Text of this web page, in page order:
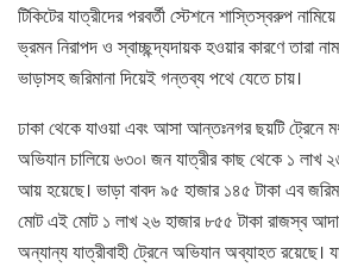
টিকিটের যাত্রীদের পরবর্তী স্টেশনে শাস্তিস্বরুপ
ভ্রমন নিরাপদ ও স্বাচ্ছন্দ্যদায়ক হওয়ার কারণে তারা
ভাড়াসহ জরিমানা দিয়েই গন্তব্য পথে যেতে চায়।
ঢাকা থেকে যাওয়া এবং আসা আন্তঃনগর ছয়টি ট্রেনে
অভিযান চালিয়ে ৬৩০৷ জন যাত্রীর কাছ থেকে ১ লাখ
আয় হয়েছে। ভাড়া বাবদ ৯৫ হাজার ১৪৫ টাকা এব
মোট এই মোট ১ লাখ ২৬ হাজার ৮৫৫ টাকা রাজস্ব
অন্যান্য যাত্রীবাহী ট্রেনে অভিযান অব্যাহত রয়েছে।